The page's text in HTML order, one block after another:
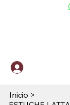
Inicio >